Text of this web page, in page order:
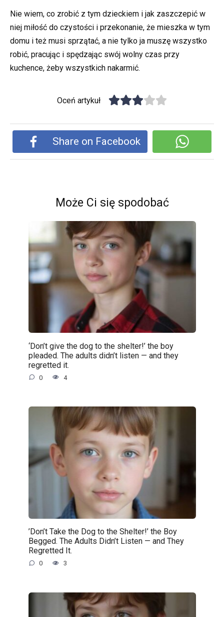
Nie wiem, co zrobić z tym dzieckiem i jak zaszczepić w
niej miłość do czystości i przekonanie, że mieszka w tym
domu i też musi sprzątać, a nie tylko ja muszę wszystko
robić, pracując i spędzając swój wolny czas przy
kuchence, żeby wszystkich nakarmić.
Oceń artykuł
Share on Facebook
Może Ci się spodobać
‘Don’t give the dog to the shelter!’ the boy
pleaded. The adults didn’t listen — and they
regretted it.
0 4
’Don’t Take the Dog to the Shelter!’ the Boy
Begged. The Adults Didn’t Listen — and They
Regretted It.
0 3